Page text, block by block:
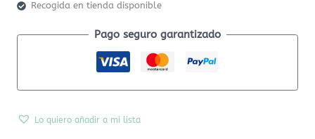
Recogida en tienda disponible
Pago seguro garantizado
Lo quiero añadir a mi lista